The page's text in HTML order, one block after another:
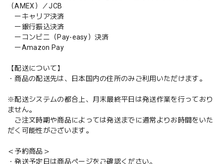
（AMEX）／JCB
ーキャリア決済
ー銀行振込決済
ーコンビニ（Pay-easy）決済
ーAmazon Pay
【配送について】
・商品の配送先は、日本国内の住所のみご利用いただけます。
※配送システムの都合上、月末最終平日は発送作業を行っており
ません。
ご注文時期や商品によっては発送までに通常よりお時間をいた
だく可能性がございます。
＜予約商品＞
・発送予定日は商品ページをご確認ください。